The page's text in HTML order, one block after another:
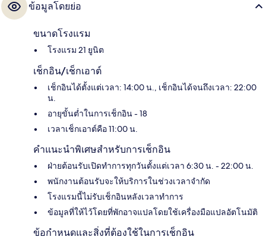
ข้อมูลโดยย่อ
ขนาดโรงแรม
โรงแรม 21 ยูนิต
เช็กอิน/เช็กเอาต์
เช็กอินได้ตั้งแต่เวลา: 14:00 น., เช็กอินได้จนถึงเวลา: 22:00
น.
อายุขั้นต่ำในการเช็กอิน - 18
เวลาเช็กเอาต์คือ 11:00 น.
คำแนะนำพิเศษสำหรับการเช็กอิน
ฝ่ายต้อนรับเปิดทำการทุกวันตั้งแต่เวลา 6:30 น. - 22:00 น.
พนักงานต้อนรับจะให้บริการในช่วงเวลาจำกัด
โรงแรมนี้ไม่รับเช็กอินหลังเวลาทำการ
ข้อมูลที่ให้ไว้โดยที่พักอาจแปลโดยใช้เครื่องมือแปลอัตโนมัติ
ข้อกำหนดและสิ่งที่ต้องใช้ในการเช็กอิน